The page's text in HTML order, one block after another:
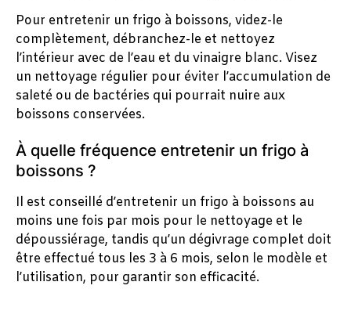
Pour entretenir un frigo à boissons, videz-le
complètement, débranchez-le et nettoyez
l’intérieur avec de l’eau et du vinaigre blanc. Visez
un nettoyage régulier pour éviter l’accumulation de
saleté ou de bactéries qui pourrait nuire aux
boissons conservées.
À quelle fréquence entretenir un frigo à
boissons ?
Il est conseillé d’entretenir un frigo à boissons au
moins une fois par mois pour le nettoyage et le
dépoussiérage, tandis qu’un dégivrage complet doit
être effectué tous les 3 à 6 mois, selon le modèle et
l’utilisation, pour garantir son efficacité.